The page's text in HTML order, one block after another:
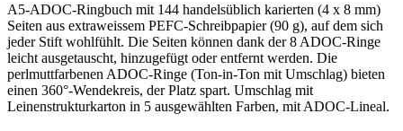
A5-ADOC-Ringbuch mit 144 handelsüblich karierten (4 x 8 mm)
Seiten aus extraweissem PEFC-Schreibpapier (90 g), auf dem sich
jeder Stift wohlfühlt. Die Seiten können dank der 8 ADOC-Ringe
leicht ausgetauscht, hinzugefügt oder entfernt werden. Die
perlmuttfarbenen ADOC-Ringe (Ton-in-Ton mit Umschlag) bieten
einen 360°-Wendekreis, der Platz spart. Umschlag mit
Leinenstrukturkarton in 5 ausgewählten Farben, mit ADOC-Lineal.